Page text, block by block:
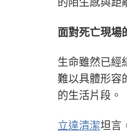
面對死亡現
生命雖然已經
難以具體形容
的生活片段。
立達清潔坦言